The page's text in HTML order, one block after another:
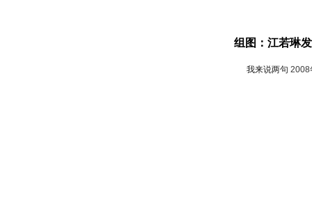
组图：江若琳
我来说两句 2008